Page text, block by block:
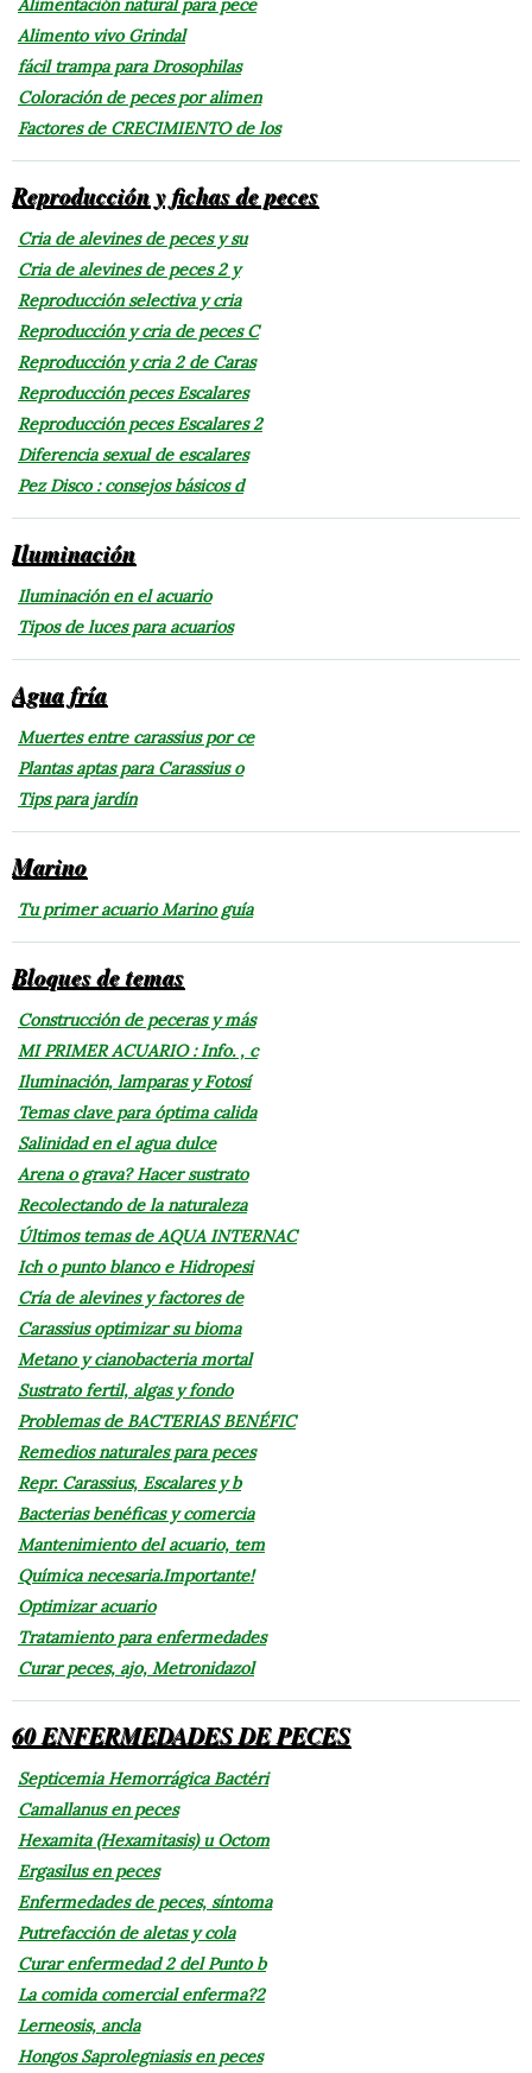
Alimentación natural para pece
Alimento vivo Grindal
fácil trampa para Drosophilas
Coloración de peces por alimen
Factores de CRECIMIENTO de los
Reproducción y fichas de peces
Cria de alevines de peces y su
Cria de alevines de peces 2 y
Reproducción selectiva y cria
Reproducción y cria de peces C
Reproducción y cria 2 de Caras
Reproducción peces Escalares
Reproducción peces Escalares 2
Diferencia sexual de escalares
Pez Disco : consejos básicos d
Iluminación
Iluminación en el acuario
Tipos de luces para acuarios
Agua fría
Muertes entre carassius por ce
Plantas aptas para Carassius o
Tips para jardín
Marino
Tu primer acuario Marino guía
Bloques de temas
Construcción de peceras y más
MI PRIMER ACUARIO : Info. , c
Iluminación, lamparas y Fotosí
Temas clave para óptima calida
Salinidad en el agua dulce
Arena o grava? Hacer sustrato
Recolectando de la naturaleza
Últimos temas de AQUA INTERNAC
Ich o punto blanco e Hidropesi
Cría de alevines y factores de
Carassius optimizar su bioma
Metano y cianobacteria mortal
Sustrato fertil, algas y fondo
Problemas de BACTERIAS BENÉFIC
Remedios naturales para peces
Repr. Carassius, Escalares y b
Bacterias benéficas y comercia
Mantenimiento del acuario, tem
Química necesaria.Importante!
Optimizar acuario
Tratamiento para enfermedades
Curar peces, ajo, Metronidazol
60 ENFERMEDADES DE PECES
Septicemia Hemorrágica Bactéri
Camallanus en peces
Hexamita (Hexamitasis) u Octom
Ergasilus en peces
Enfermedades de peces, síntoma
Putrefacción de aletas y cola
Curar enfermedad 2 del Punto b
La comida comercial enferma?2
Lerneosis, ancla
Hongos Saprolegniasis en peces